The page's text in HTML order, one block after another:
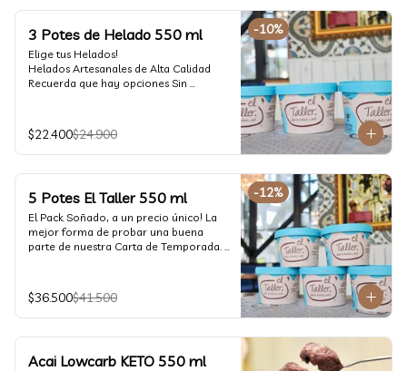
esta Edición es muy Limitada,
aproveche ya de vivir esta fantástica
experiencia!!
-10%
3 Potes de Helado 550 ml
Elige tus Helados!
Helados Artesanales de Alta Calidad
Recuerda que hay opciones Sin
Diabéticos!
Algunos helados especiales tienen un
costo adicional (550 ml)
$22.400$24.900
-12%
5 Potes El Taller 550 ml
El Pack Soñado, a un precio único! La
mejor forma de probar una buena
parte de nuestra Carta de Temporada.
$36.500$41.500
Acai Lowcarb KETO 550 ml